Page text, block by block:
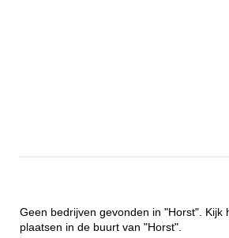
Geen bedrijven gevonden in "Horst". Kijk
plaatsen in de buurt van "Horst".